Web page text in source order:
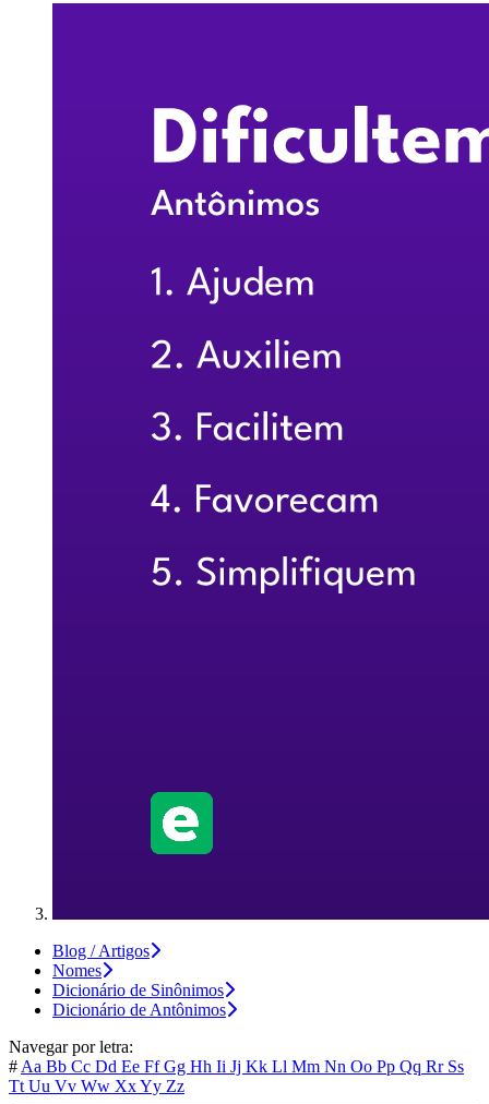
Blog / Artigos
Nomes
Dicionário de Sinônimos
Dicionário de Antônimos
Navegar por letra:
# Aa Bb Cc Dd Ee FfGg Hh Ii Jj Kk Ll Mm Nn Oo Pp Qq Rr Ss
Tt Uu Vv Ww XxYy Zz